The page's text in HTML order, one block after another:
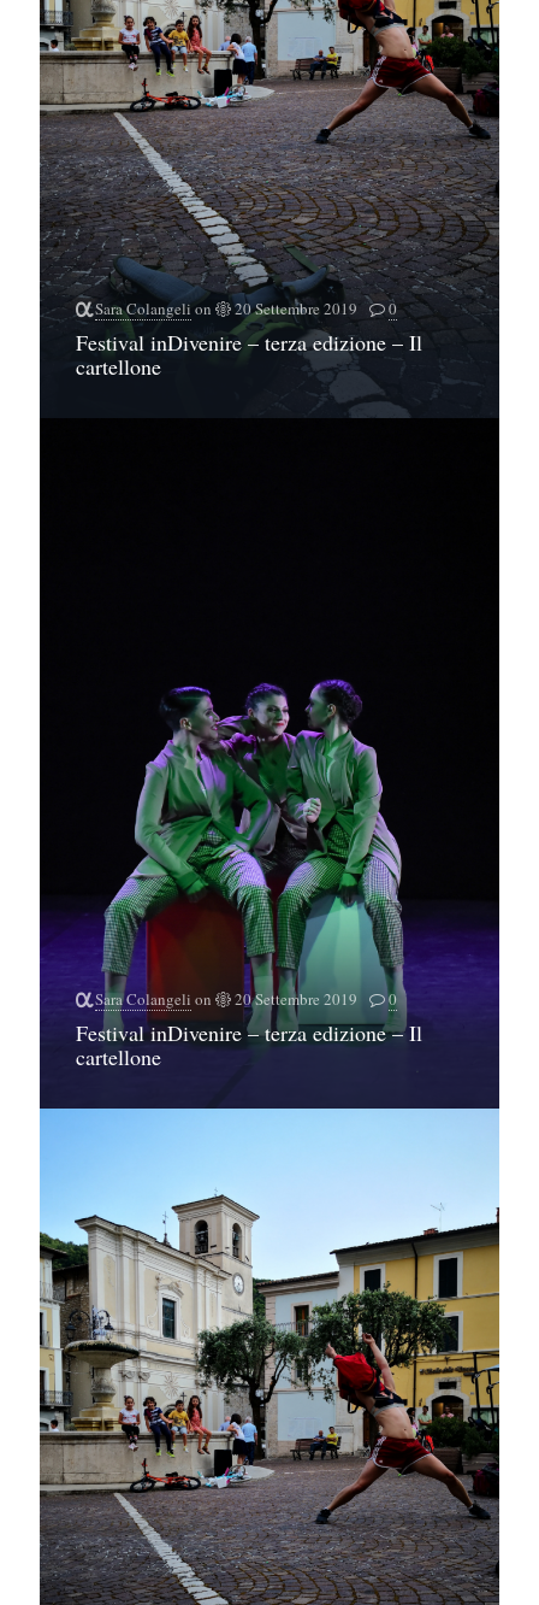
Sara Colangelion 20 Settembre 2019 0
Festival inDivenire – terza edizione – Il
cartellone
Sara Colangeli on 20 Settembre 2019 0
Festival inDivenire – terza edizione – Il
cartellone